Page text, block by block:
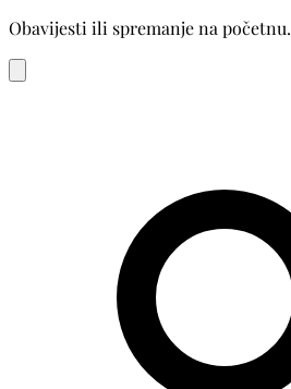
Obavijesti ili spremanje na početnu.